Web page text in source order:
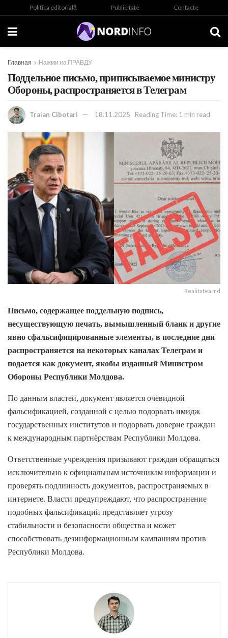
Politica editorială Publicitate Contacte
Главная Нажми на ПРАВДУ
Поддельное письмо, приписываемое министру
Обороны, распространяется в Телеграм
Traian Cibotari 18.11.2025 Reading Time: 1 min read
Realitatea.md
Письмо, содержащее поддельную подпись,
несуществующую печать, вымышленный бланк и другие
явно сфальсифицированные элементы, в последние дни
распространяется на некоторых каналах Телеграм и
подается как документ, якобы изданный Министром
Обороны Республики Молдова.
По данным властей, документ является очевидной
фальсификацией, созданной с целью подорвать имидж
государственных институтов и подорвать доверие граждан
к международным партнёрствам Республики Молдова.
Ответственные учреждения призывают граждан обращаться
исключительно к официальным источникам информации и
проверять подлинность документов, распространяемых в
интернете. Власти предупреждают, что распространение
подобных фальсификаций представляет угрозу
стабильности и безопасности общества и может
способствовать дезинформационным кампаниям против
Республики Молдова.